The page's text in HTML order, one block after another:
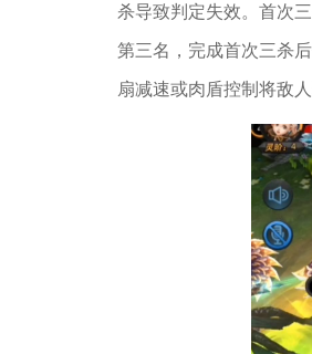
杀导致判定失效。首次
第三名，完成首次三杀
扇减速或肉盾控制将敌